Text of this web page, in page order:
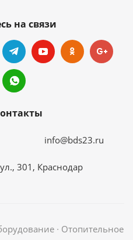
на связи
info@bds23.ru
301, Краснодар
∙ Отопительное